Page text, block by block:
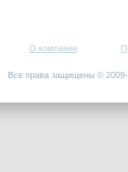
О компании
Все права защищены ©